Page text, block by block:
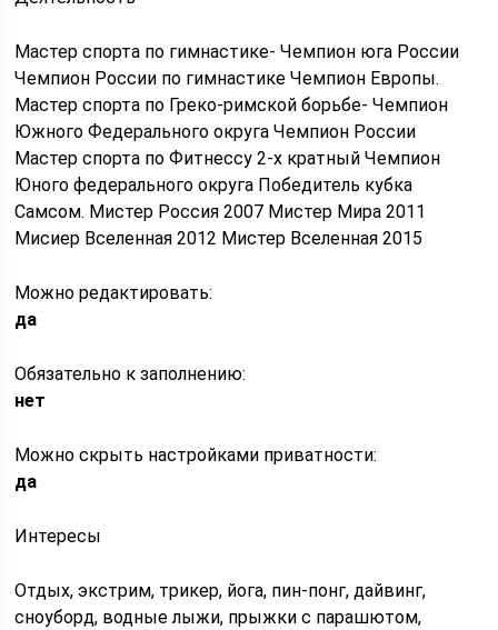
Мастер спорта по гимнастике- Чемпион юга России
Чемпион России по гимнастике Чемпион Европы.
Мастер спорта по Греко-римской борьбе- Чемпион
Южного Федерального округа Чемпион России
Мастер спорта по Фитнессу 2-х кратный Чемпион
Юного федерального округа Победитель кубка
Самсом. Мистер Россия 2007 Мистер Мира 2011
Мисиер Вселенная 2012 Мистер Вселенная 2015
Можно редактировать:
да
Обязательно к заполнению:
нет
Можно скрыть настройками приватности:
да
Интересы
Отдых, экстрим, трикер, йога, пин-понг, дайвинг,
сноуборд, водные лыжи, прыжки с парашютом,